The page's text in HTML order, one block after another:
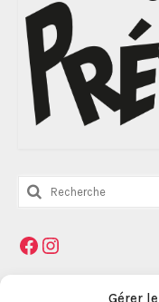
Gérer
Rechercher
:
Facebook
Instagram